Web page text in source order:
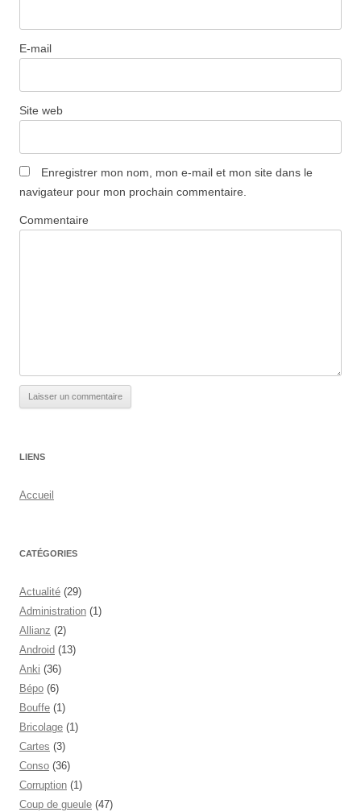
E-mail
Site web
Enregistrer mon nom, mon e-mail et mon site dans le
navigateur pour mon prochain commentaire.
Commentaire
LIENS
Accueil
CATÉGORIES
Actualité (29)
Administration (1)
Allianz (2)
Android (13)
Anki (36)
Bépo (6)
Bouffe (1)
Bricolage (1)
Cartes (3)
Conso (36)
Corruption (1)
Coup de gueule (47)